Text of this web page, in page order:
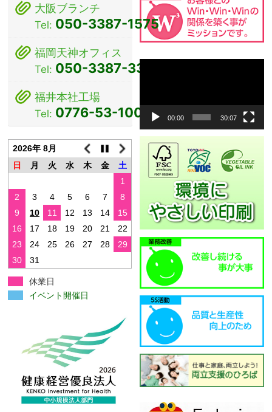
ン
大阪ブランチ
Tel: 050-3387-1575
福岡天神オフィス
Tel: 050-3387-3381
福井本社工場
Tel: 0776-53-1000
2026年 8月
日
月 火 水 木 金
土
1
2
3 4 5 6 7
8
9
10 11 12 13 14
15
16
17 18 19 20 21
22
23
24 25 26 27 28
29
30
31
休業日
イベント開催日
動
レ
ー
ヤ
00:00 30:07